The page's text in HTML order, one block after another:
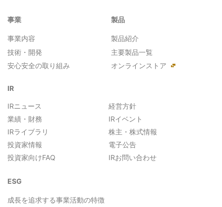
事業
事業内容
技術・開発
安心安全の取り組み
製品
製品紹介
主要製品一覧
オンラインストア
IR
IRニュース
経営方針
業績・財務
IRイベント
IRライブラリ
株主・株式情報
投資家情報
電子公告
投資家向けFAQ
IRお問い合わせ
ESG
成長を追求する事業活動の特徴